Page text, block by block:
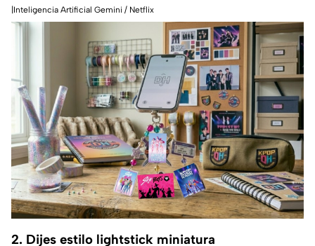
|Inteligencia Artificial Gemini / Netflix
2. Dijes estilo lightstick miniatura